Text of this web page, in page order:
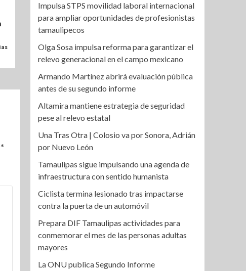
*
Impulsa STPS movilidad laboral internacional
para ampliar oportunidades de profesionistas
tamaulipecos
Olga Sosa impulsa reforma para garantizar el
relevo generacional en el campo mexicano
Armando Martínez abrirá evaluación pública
antes de su segundo informe
Altamira mantiene estrategia de seguridad
pese al relevo estatal
Una Tras Otra | Colosio va por Sonora, Adrián
por Nuevo León
Tamaulipas sigue impulsando una agenda de
infraestructura con sentido humanista
Ciclista termina lesionado tras impactarse
contra la puerta de un automóvil
Prepara DIF Tamaulipas actividades para
conmemorar el mes de las personas adultas
mayores
La ONU publica Segundo Informe